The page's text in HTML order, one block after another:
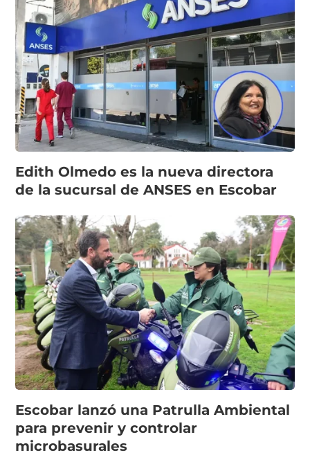
Edith Olmedo es la nueva directora
de la sucursal de ANSES en Escobar
Escobar lanzó una Patrulla Ambiental
para prevenir y controlar
microbasurales